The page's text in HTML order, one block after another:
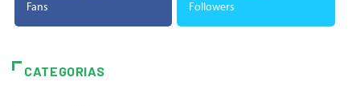
Fans Followers
CATEGORIAS